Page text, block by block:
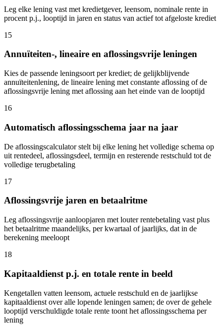
Leg elke lening vast met kredietgever, leensom, nominale rente in
procent p.j., looptijd in jaren en status van actief tot afgeloste krediet
15
Annuïteiten-, lineaire en aflossingsvrije leningen
Kies de passende leningsoort per krediet; de gelijkblijvende
annuïteitenlening, de lineaire lening met constante aflossing of de
aflossingsvrije lening met aflossing aan het einde van de looptijd
16
Automatisch aflossingsschema jaar na jaar
De aflossingscalculator stelt bij elke lening het volledige schema op
uit rentedeel, aflossingsdeel, termijn en resterende restschuld tot de
volledige terugbetaling
17
Aflossingsvrije jaren en betaalritme
Leg aflossingsvrije aanloopjaren met louter rentebetaling vast plus
het betaalritme maandelijks, per kwartaal of jaarlijks, dat in de
berekening meeloopt
18
Kapitaaldienst p.j. en totale rente in beeld
Kengetallen vatten leensom, actuele restschuld en de jaarlijkse
kapitaaldienst over alle lopende leningen samen; de over de gehele
looptijd verschuldigde totale rente toont het aflossingsschema per
lening